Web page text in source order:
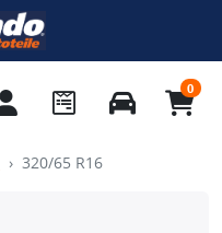
0
320/65 R16